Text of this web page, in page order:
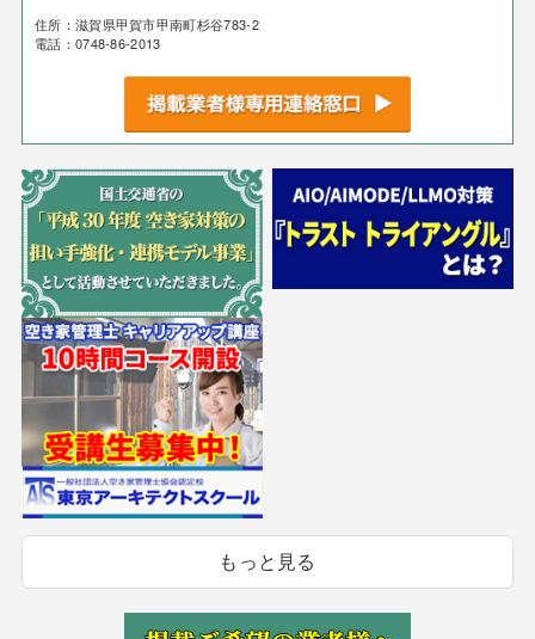
住所：滋賀県甲賀市甲南町杉谷783-2
電話：0748-86-2013
もっと見る